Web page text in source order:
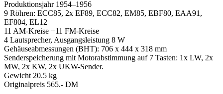
Produktionsjahr 1954–1956
9 Röhren: ECC85, 2x EF89, ECC82, EM85, EBF80, EAA91,
EF804, EL12
11 AM-Kreise +11 FM-Kreise
4 Lautsprecher, Ausgangsleistung 8 W
Gehäuseabmessungen (BHT): 706 x 444 x 318 mm
Senderspeicherung mit Motorabstimmung auf 7 Tasten: 1x LW, 2x
MW, 2x KW, 2x UKW-Sender.
Gewicht 20.5 kg
Originalpreis 565.- DM